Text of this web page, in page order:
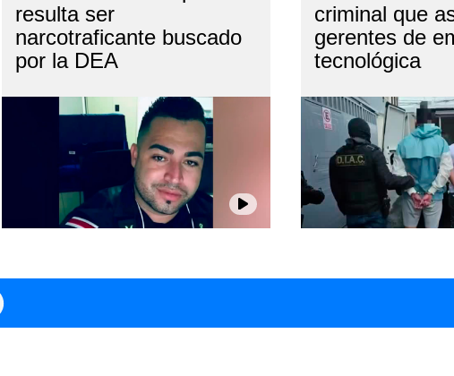
resulta ser
narcotraficante buscado
por la DEA
criminal que
gerentes de
tecnológica